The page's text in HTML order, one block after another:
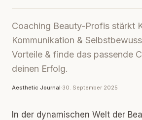
Coaching Beauty-Profis stärkt
Kommunikation &
Vorteile & finde das passende
deinen Erfolg.
Aesthetic Journal·30. September 2025
In der dynamischen Welt der